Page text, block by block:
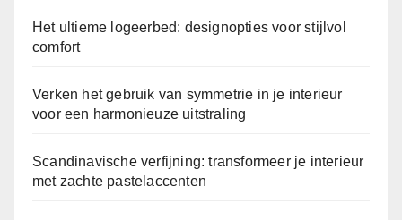
Het ultieme logeerbed: designopties voor stijlvol
comfort
Verken het gebruik van symmetrie in je interieur
voor een harmonieuze uitstraling
Scandinavische verfijning: transformeer je interieur
met zachte pastelaccenten